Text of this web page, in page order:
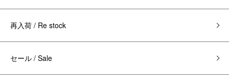
再入荷 / Re stock
セール / Sale